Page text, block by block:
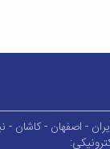
- اصفهان - کاشان -